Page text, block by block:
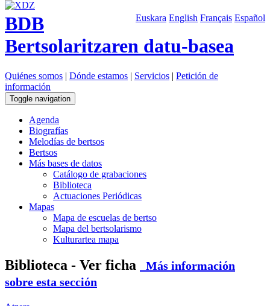
Euskara English Français Español
BDB
Bertsolaritzaren datu-basea
Quiénes somos | Dónde estamos | Servicios | Petición de
información
Toggle navigation
Agenda
Biografías
Melodías de bertsos
Bertsos
Más bases de datos
Catálogo de grabaciones
Biblioteca
Actuaciones Periódicas
Mapas
Mapa de escuelas de bertso
Mapa del bertsolarismo
Kulturartea mapa
Biblioteca - Ver ficha
Más información
sobre esta sección